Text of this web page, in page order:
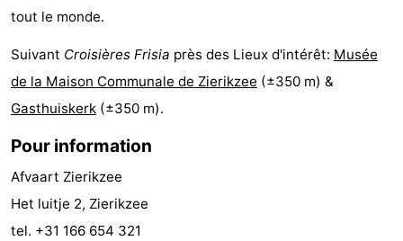
Sportive
Equitation
Boire
et
manger
Événements
Pratiques
Forum
Route
-
tout le monde.
Suivant Croisières Frisia près des Lieux d'intérêt: Musée
de la Maison Communale de Zierikzee (±350 m) &
Gasthuiskerk (±350 m).
Pour information
Afvaart Zierikzee
Het luitje 2, Zierikzee
tel. +31 166 654 321